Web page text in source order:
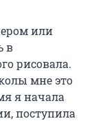
или
в
рисовала.
мне это
я начала
поступила